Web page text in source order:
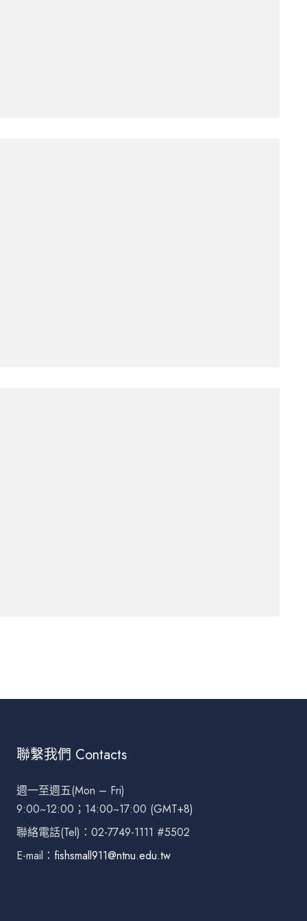
聯繫我們 Contacts
週一至週五(Mon – Fri)
9:00~12:00；14:00~17:00 (GMT+8)
聯絡電話(Tel)：02-7749-1111 #5502
E-mail： fishsmall911@ntnu.edu.tw